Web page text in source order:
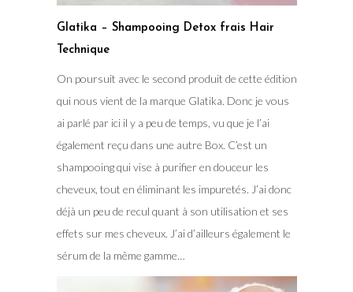
Glatika – Shampooing Detox frais Hair
Technique
On poursuit avec le second produit de cette édition
qui nous vient de la marque Glatika. Donc je vous
ai parlé par ici il y a peu de temps, vu que je l’ai
également reçu dans une autre Box. C’est un
shampooing qui vise à purifier en douceur les
cheveux, tout en éliminant les impuretés. J’ai donc
déjà un peu de recul quant à son utilisation et ses
effets sur mes cheveux. J’ai d’ailleurs également le
sérum de la même gamme…